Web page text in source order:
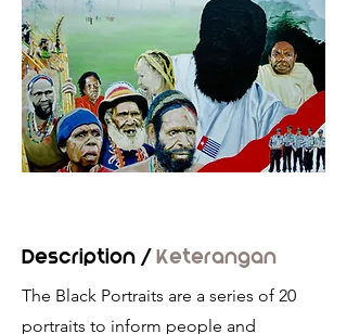
Description /Keterangan
The Black Portraits are a series of 20
portraits to inform people and